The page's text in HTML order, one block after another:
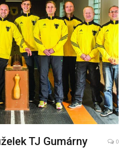
TJ Gumárny
0